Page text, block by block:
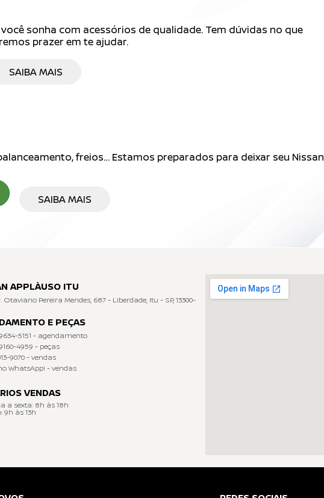
sonha com acessórios de qualidade. Tem dúvidas no que
prazer em te ajudar.
SAIBA MAIS
freios… Estamos preparados para deixar seu Nissan
SAIBA MAIS
APPLÀUSO ITU
Otaviano Pereira Mendes, 687 - Liberdade, Itu - SP, 13300-
E PEÇAS
5151 - agendamento
4959 - peças
9070 - vendas
WhatsApp! - vendas
VENDAS
a sexta: 8h às 18h
9h às 13h